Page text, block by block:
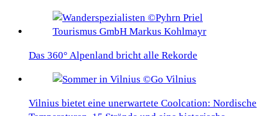
Das 360° Alpenland bricht alle Rekorde
Vilnius bietet eine unerwartete Coolcation: Nordische